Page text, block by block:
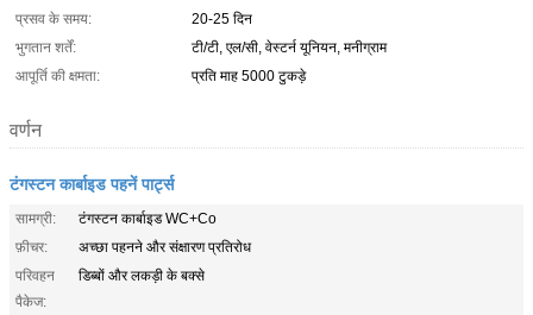
प्रसव के समय:
20-25 दिन
भुगतान शर्तें:
टी/टी, एल/सी, वेस्टर्न यूनियन, मनीग्राम
आपूर्ति की क्षमता:
प्रति माह 5000 टुकड़े
वर्णन
टंगस्टन कार्बाइड पहनें पार्ट्स
सामग्री:
टंगस्टन कार्बाइड WC+Co
फ़ीचर:
अच्छा पहनने और संक्षारण प्रतिरोध
परिवहन
पैकेज:
डिब्बों और लकड़ी के बक्से